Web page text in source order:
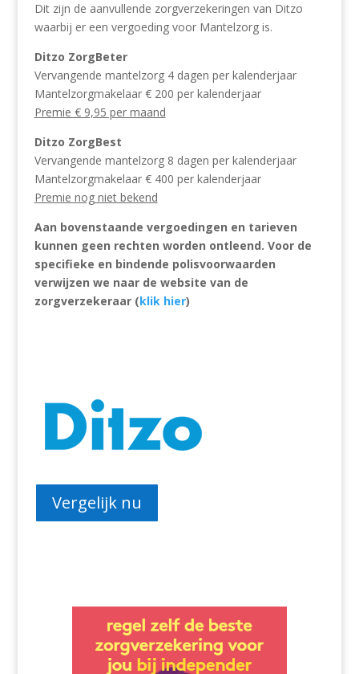
Dit zijn de aanvullende zorgverzekeringen van Ditzo
waarbij er een vergoeding voor Mantelzorg is.
Ditzo ZorgBeter
Vervangende mantelzorg 4 dagen per kalenderjaar
Mantelzorgmakelaar € 200 per kalenderjaar
Premie € 9,95 per maand
Ditzo ZorgBest
Vervangende mantelzorg 8 dagen per kalenderjaar
Mantelzorgmakelaar € 400 per kalenderjaar
Premie nog niet bekend
Aan bovenstaande vergoedingen en tarieven
kunnen geen rechten worden ontleend. Voor de
specifieke en bindende polisvoorwaarden
verwijzen we naar de website van de
zorgverzekeraar (klik hier)
Vergelijk nu